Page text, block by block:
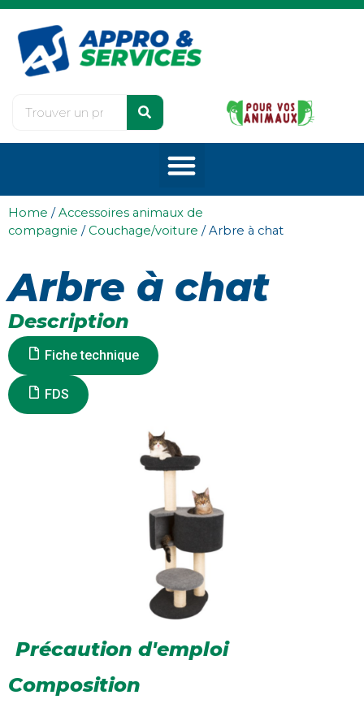
Home /Accessoires animaux de
compagnie /Couchage/voiture / Arbre à chat
Arbre à chat
Description
Fiche technique
FDS
Précaution d'emploi
Composition